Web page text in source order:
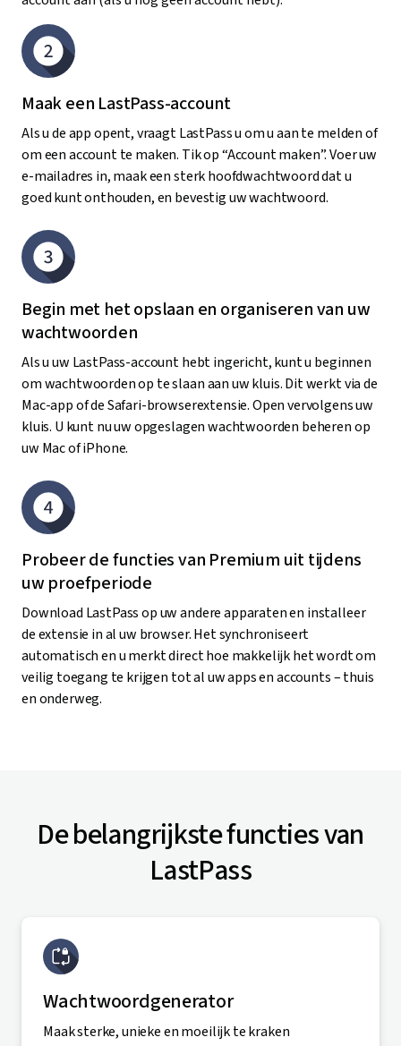
Maak een LastPass-account
Als u de app opent, vraagt LastPass u om u aan te melden of
om een account te maken. Tik op “Account maken”. Voer uw
e-mailadres in, maak een sterk hoofdwachtwoord dat u
goed kunt onthouden, en bevestig uw wachtwoord.
Begin met het opslaan en organiseren van uw
wachtwoorden
Als u uw LastPass-account hebt ingericht, kunt u beginnen
om wachtwoorden op te slaan aan uw kluis. Dit werkt via de
Mac-app of de Safari-browserextensie. Open vervolgens uw
kluis. U kunt nu uw opgeslagen wachtwoorden beheren op
uw Mac of iPhone.
Probeer de functies van Premium uit tijdens
uw proefperiode
Download LastPass op uw andere apparaten en installeer
de extensie in al uw browser. Het synchroniseert
automatisch en u merkt direct hoe makkelijk het wordt om
veilig toegang te krijgen tot al uw apps en accounts – thuis
en onderweg.
De belangrijkste functies van
LastPass
Wachtwoordgenerator
Maak sterke, unieke en moeilijk te kraken